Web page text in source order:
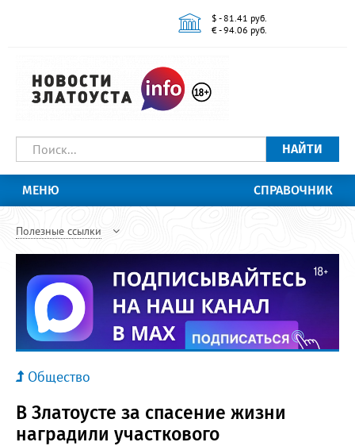
$ - 81.41 руб.
€ - 94.06 руб.
НАЙТИ
МЕНЮ СПРАВОЧНИК
Полезные ссылки
Общество
В Златоусте за спасение жизни
наградили участкового